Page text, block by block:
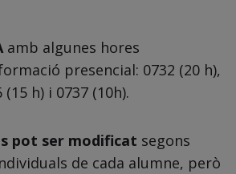
amb algunes hores
presencial: 0732 (20 h),
(15 h) i 0737 (10h).
pot ser modificat segons
de cada alumne, però